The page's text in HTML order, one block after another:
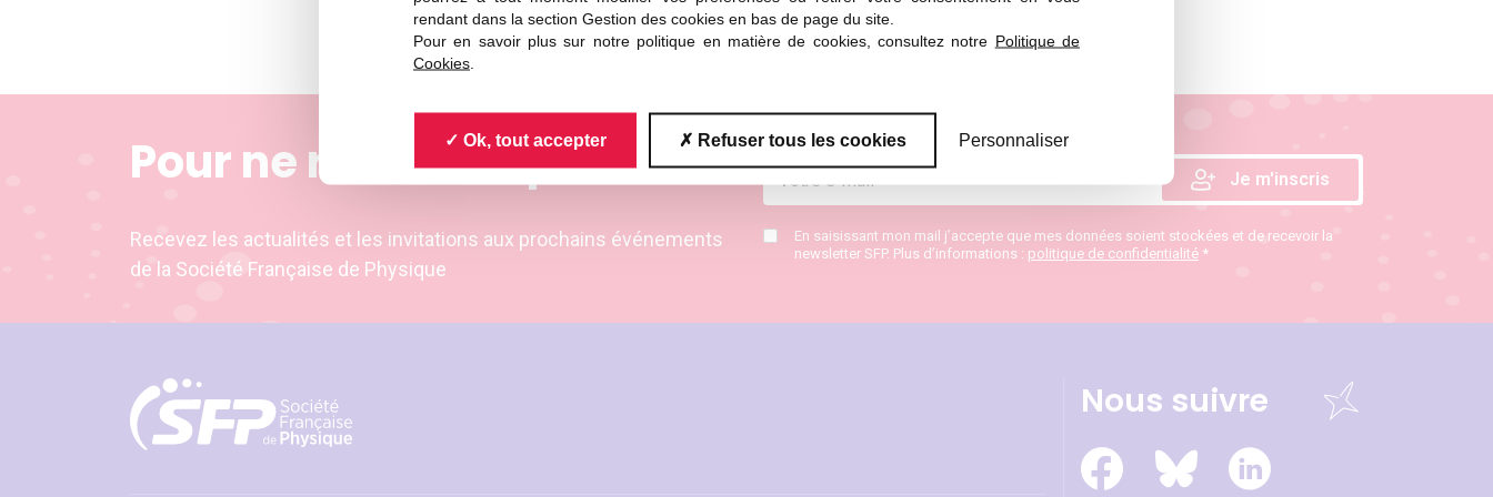
rendant dans la section Gestion des cookies en bas de page du site.
Pour en savoir plus sur notre politique en matière de cookies, consultez notre Politique de
Cookies
Ok, tout accepter Refuser tous les cookies Personnaliser
Pour ne rien manquer
Recevez les actualités et les invitations aux prochains événements
de la Société Française de Physique
En saisissant mon mail j’accepte que mes données soient stockées et de recevoir la
newsletter SFP. Plus d’informations : politique de confidentialité *
Nous suivre